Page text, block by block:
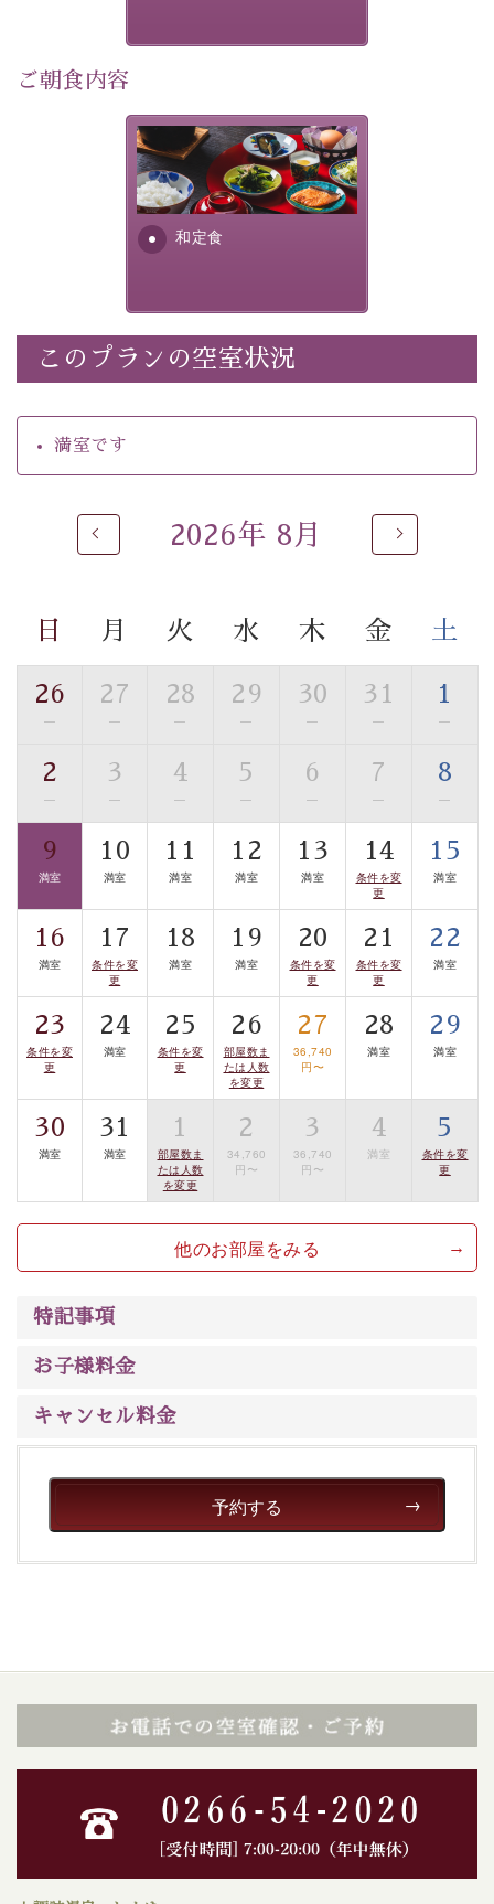
・館内着をご用意
・就寝用パジャマをご用意
・館内フリーWi-Fi
・チェックイン15時、チェックアウト10時
・朝食はこだわりの味噌汁をはじめとした和定食
自家源泉「美翠源泉」は酸化の進みが遅く新鮮で若返り
■お座敷風呂（大浴場）
温泉の成分に合わせ、防菌防カビの特殊素材の畳を使
※男性大浴場までのご移動には階段がございます。 予め
ご了承のほどお願いいたします。
■貸切温泉風呂 （40分2000円）
む貸切温泉風呂です。ゆったりといやされるプライベー
トな空間をお愉しみください。
【旅】
■諏訪大社4社を巡る無料参拝バス
豊富な知識を持ったドライバー兼ガイドが諏訪大社をご
案内します。 事前ご予約制ですので、ご利用ご希望の方
は【3日前まで】にお電話ください。
※交通規制などにより運行できない日がございます
※年末年始及び御柱祭前後は運行しておりません
以上がプラン内容です。
で心癒されます。
清らかな源泉、自然の恵みあるお食事、諏訪湖に包まれ
るお部屋、 大人のたしなみを感じていただける、美しく
癒される宿で贅沢に幸せのときを安心してお過ごしくだ
ご朝食内容
和定食
さっぱりとした和食膳に使わ
れる食材は、諏訪の名産品を
ふんだんに取り入れ、安心・
安全を心掛けた長野県産...
このプランの空室状況
満室です
2026年 8月
日 月 火 水 木 金 土
26
—
27
—
28
—
29
—
30
—
31
—
1
—
2
—
3
—
4
—
5
—
6
—
7
—
8
—
9
満室
10
満室
11
満室
12
満室
13
満室
14
条件を変
更
15
満室
16
満室
17
条件を変
更
18
満室
19
満室
20
条件を変
更
21
条件を変
更
22
満室
23
条件を変
更
24
満室
25
条件を変
更
26
部屋数ま
たは人数
を変更
27
36,740
円〜
28
満室
29
満室
30
満室
31
満室
1
部屋数ま
たは人数
を変更
2
34,760
円〜
3
36,740
円〜
4
満室
5
条件を変
更
他のお部屋をみる
特記事項
お子様料金
キャンセル料金
予約する